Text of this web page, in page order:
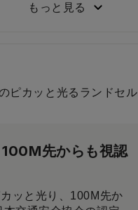
背負い心地
もっと見る
ピカッと光るランドセル
先からも視認
ッと光り、100M先か